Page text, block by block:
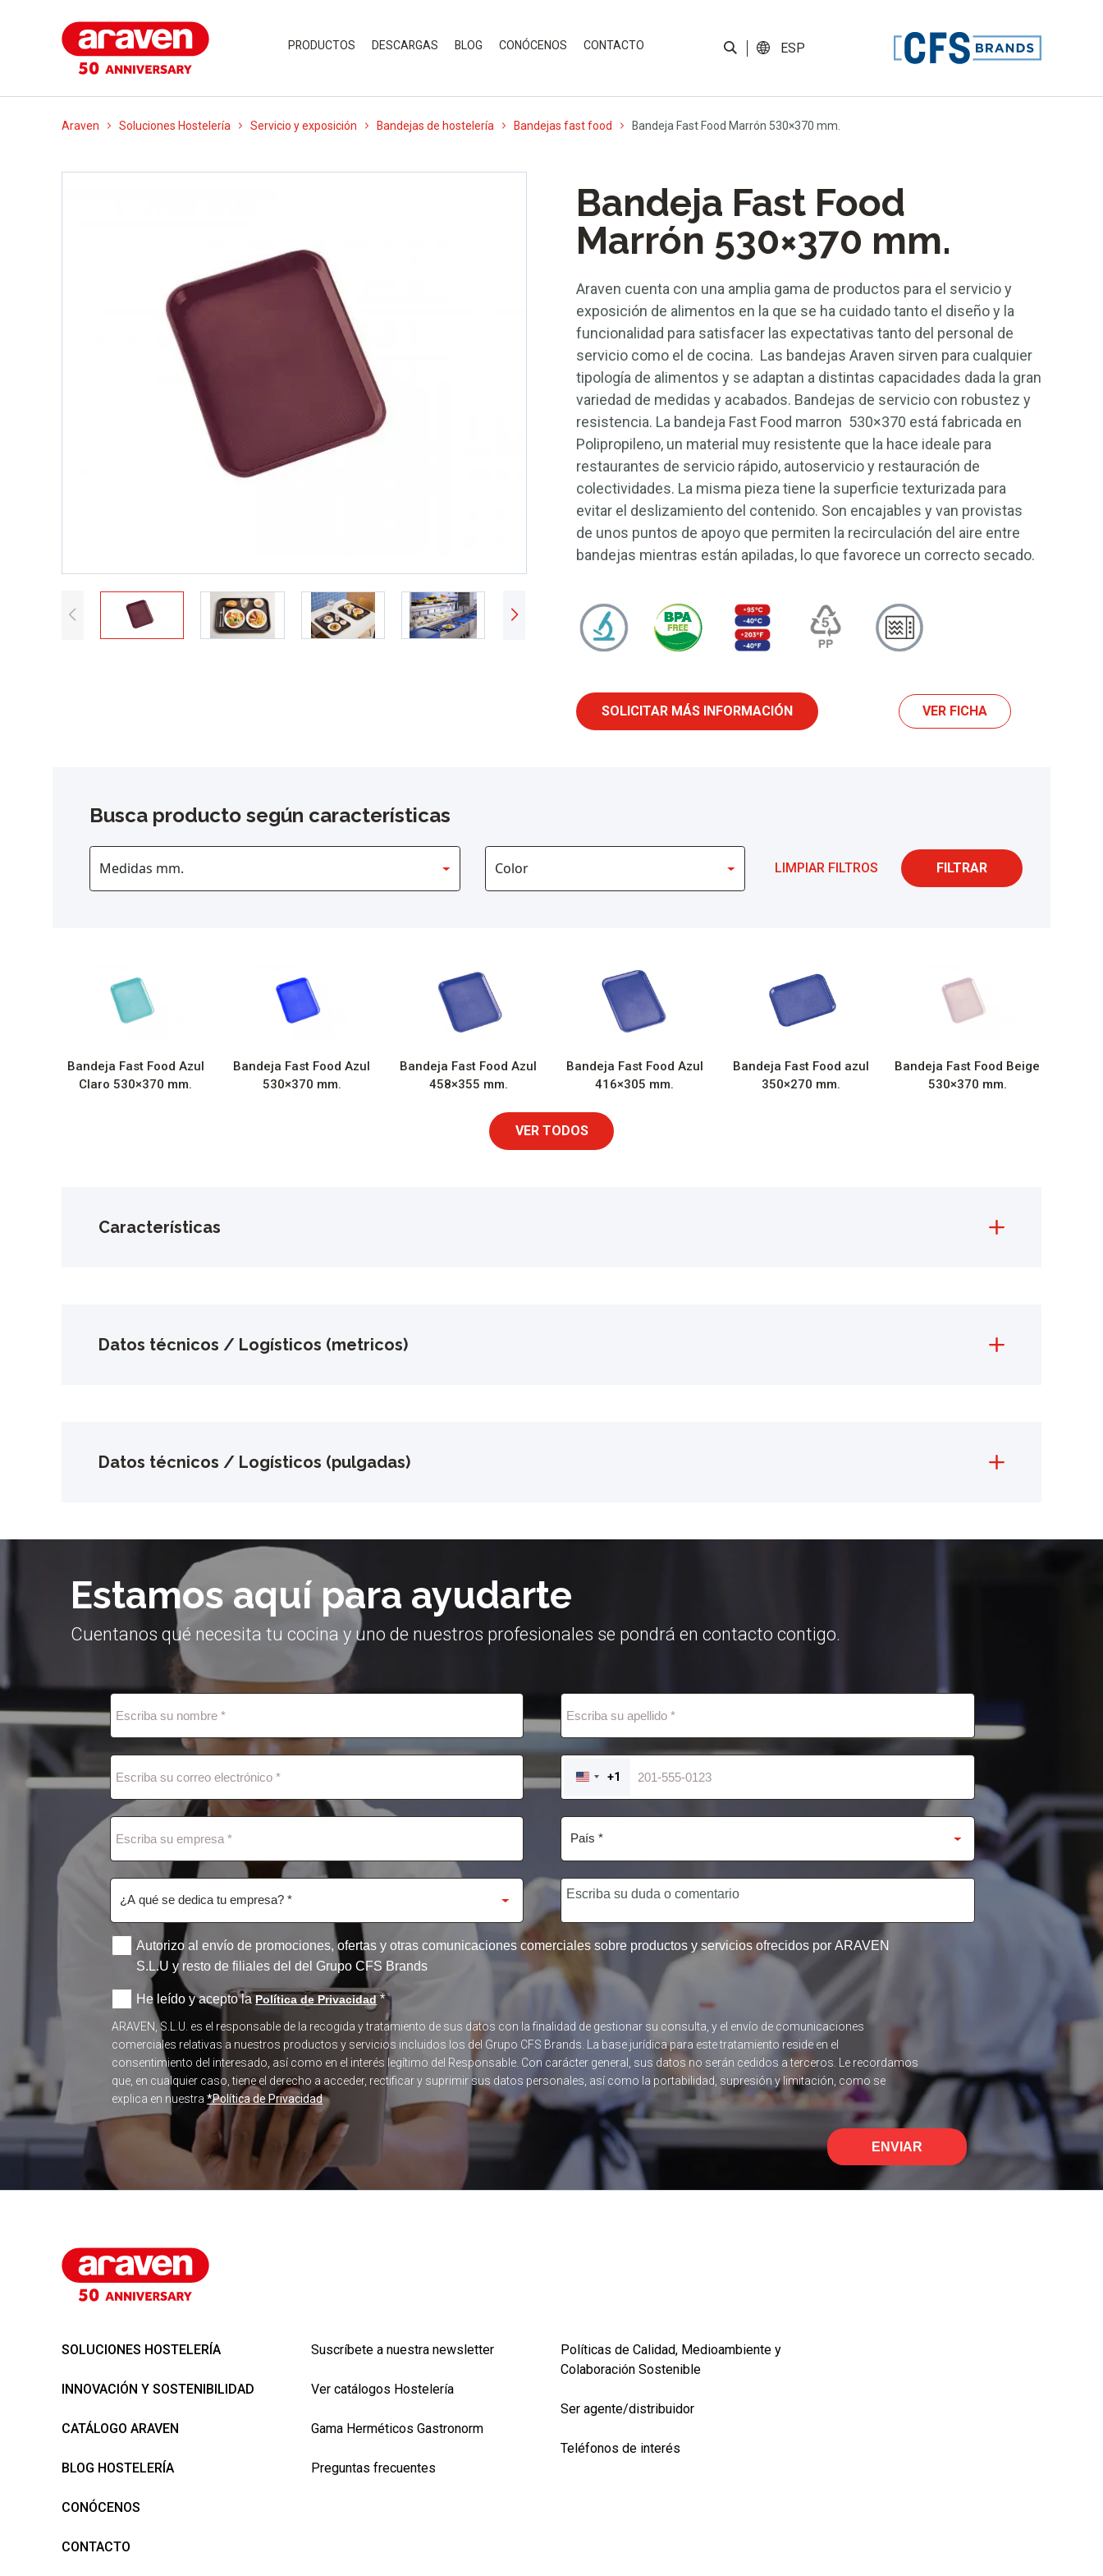
PRODUCTOS DESCARGAS BLOG CONÓCENOS CONTACTO ESP
Araven Soluciones Hostelería Servicio y exposición Bandejas de hostelería Bandejas fast food Bandeja Fast Food Marrón 530×370 mm.
Bandeja Fast Food
Marrón 530×370 mm.
Araven cuenta con una amplia gama de productos para el servicio y
exposición de alimentos en la que se ha cuidado tanto el diseño y la
funcionalidad para satisfacer las expectativas tanto del personal de
servicio como el de cocina. Las bandejas Araven sirven para cualquier
tipología de alimentos y se adaptan a distintas capacidades dada la gran
variedad de medidas y acabados. Bandejas de servicio con robustez y
resistencia. La bandeja Fast Food marron 530×370 está fabricada en
Polipropileno, un material muy resistente que la hace ideale para
restaurantes de servicio rápido, autoservicio y restauración de
colectividades. La misma pieza tiene la superficie texturizada para
evitar el deslizamiento del contenido. Son encajables y van provistas
de unos puntos de apoyo que permiten la recirculación del aire entre
bandejas mientras están apiladas, lo que favorece un correcto secado.
SOLICITAR MÁS INFORMACIÓN VER FICHA
Busca producto según características
LIMPIAR FILTROS FILTRAR
Bandeja Fast Food Azul
Claro 530×370 mm.
Bandeja Fast Food Azul
530×370 mm.
Bandeja Fast Food Azul
458×355 mm.
Bandeja Fast Food Azul
416×305 mm.
Bandeja Fast Food azul
350×270 mm.
Bandeja Fast Food Beige
530×370 mm.
VER TODOS
Características
Datos técnicos / Logísticos (metricos)
Datos técnicos / Logísticos (pulgadas)
Estamos aquí para ayudarte
Cuentanos qué necesita tu cocina y uno de nuestros profesionales se pondrá en contacto contigo.
UNITED
STATES
+1
+1
Autorizo al envío de promociones, ofertas y otras comunicaciones comerciales sobre productos y servicios ofrecidos por ARAVEN
S.L.U y resto de filiales del del Grupo CFS Brands
He leído y acepto laPolítica de Privacidad*
ARAVEN, S.L.U. es el responsable de la recogida y tratamiento de sus datos con la finalidad de gestionar su consulta, y el envío de comunicaciones
comerciales relativas a nuestros productos y servicios incluidos los del Grupo CFS Brands. La base jurídica para este tratamiento reside en el
consentimiento del interesado, así como en el interés legítimo del Responsable. Con carácter general, sus datos no serán cedidos a terceros. Le recordamos
que, en cualquier caso, tiene el derecho a acceder, rectificar y suprimir sus datos personales, así como la portabilidad, supresión y limitación, como se
explica en nuestra*Política de Privacidad
ENVIAR
SOLUCIONES HOSTELERÍA
INNOVACIÓN Y SOSTENIBILIDAD
CATÁLOGO ARAVEN
BLOG HOSTELERÍA
CONÓCENOS
CONTACTO
Suscríbete a nuestra newsletter
Ver catálogos Hostelería
Gama Herméticos Gastronorm
Preguntas frecuentes
Políticas de Calidad, Medioambiente y
Colaboración Sostenible
Ser agente/distribuidor
Teléfonos de interés